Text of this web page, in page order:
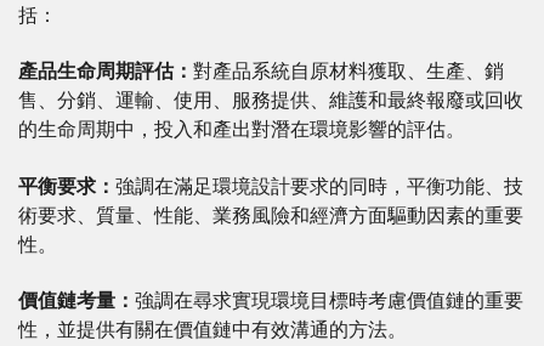
括：
產品生命周期評估： 對產品系統自原材料獲取、生產、銷
售、分銷、運輸、使用、服務提供、維護和最終報廢或回收
的生命周期中，投入和產出對潛在環境影響的評估。
平衡要求： 強調在滿足環境設計要求的同時，平衡功能、技
術要求、質量、性能、業務風險和經濟方面驅動因素的重要
性。
價值鏈考量： 強調在尋求實現環境目標時考慮價值鏈的重要
性，並提供有關在價值鏈中有效溝通的方法。